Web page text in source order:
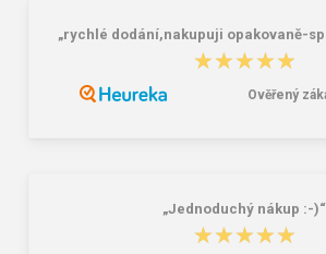
„rychlé dodání,nakupuji opakovaně-
★★★★★
★★★★★
Ověřený
„Jednoduchý nákup :-)“
★★★★★
★★★★★